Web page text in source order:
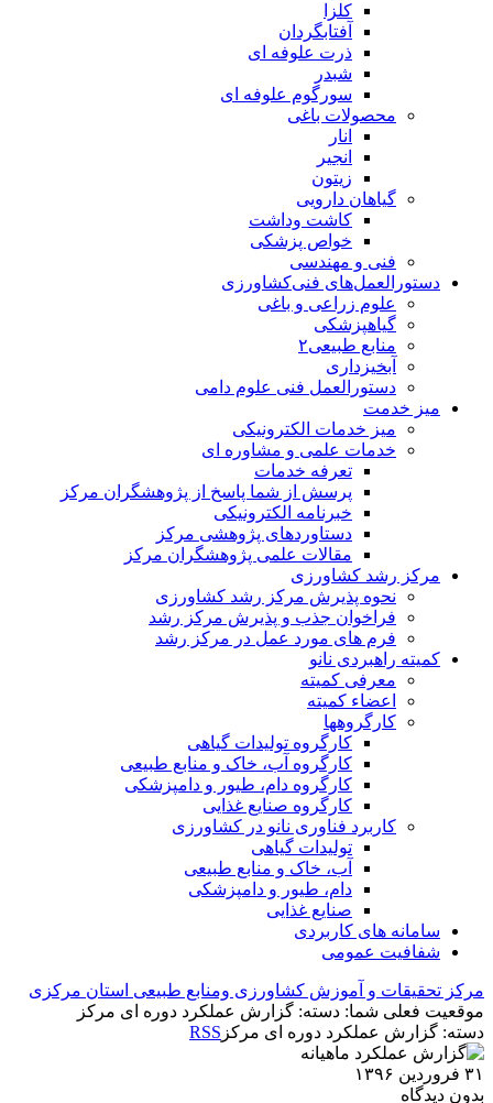
کلزا
آفتابگردان
ذرت علوفه ای
شبدر
سورگوم علوفه ای
محصولات باغی
انار
انجیر
زیتون
گیاهان دارویی
کاشت وداشت
خواص پزشکی
فنی و مهندسی
دستورالعمل‌های فنی‌کشاورزی
علوم زراعی و باغی
گیاهپزشکی
منابع طبیعی۲
آبخیزداری
دستورالعمل فنی علوم دامی
میز خدمت
میز خدمات الکترونیکی
خدمات علمی و مشاوره ای
تعرفه خدمات
پرسش از شما پاسخ از پژوهشگران مرکز
خبرنامه الکترونیکی
دستاوردهای پژوهشی مرکز
مقالات علمی پژوهشگران مرکز
مرکز رشد کشاورزی
نحوه پذیرش مرکز رشد کشاورزی
فراخوان جذب و پذیرش مرکز رشد
فرم های مورد عمل در مرکز رشد
کمیته راهبردی نانو
معرفی کمیته
اعضاء کمیته
کارگروه‏ها
کارگروه تولیدات گیاهی
کارگروه آب، خاک و منابع طبیعی
کارگروه دام، طیور و دامپزشکی
کارگروه صنایع غذایی
کاربرد فناوری نانو در کشاورزی
تولیدات گیاهی
آب، خاک و منابع طبیعی
دام، طیور و دامپزشکی
صنایع غذایی
سامانه های کاربردی
شفافیت عمومی
مرکز تحقیقات و آموزش کشاورزی ومنابع طبیعی استان مرکزی
موقعیت فعلی شما: دسته: گزارش عملکرد دوره ای مرکز
دسته: گزارش عملکرد دوره ای مرکز RSS
۳۱ فروردین ۱۳۹۶
بدون دیدگاه